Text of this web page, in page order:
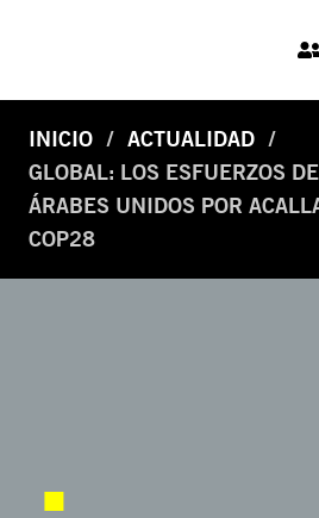
INICIO
ACTUALIDAD
GLOBAL: LOS ESFUERZOS
ÁRABES UNIDOS POR
COP28